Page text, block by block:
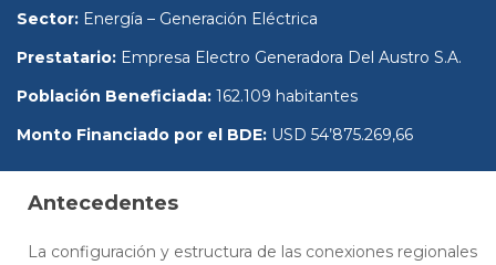
Sector: Energía – Generación Eléctrica
Prestatario: Empresa Electro Generadora Del Austro S.A.
Población Beneficiada: 162.109 habitantes
Monto Financiado por el BDE: USD 54’875.269,66
Antecedentes
La configuración y estructura de las conexiones regionales